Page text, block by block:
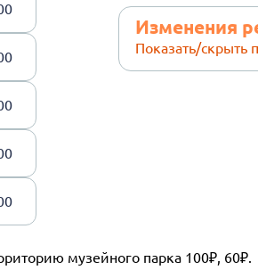
Изменения
Показать/
музейного парка 100₽, 60₽.